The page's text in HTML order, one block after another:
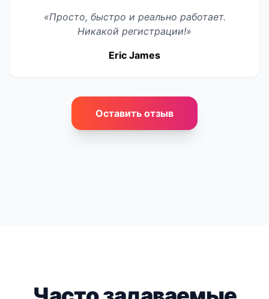
«Просто, быстро и реально работает.
Никакой регистрации!»
Eric James
Оставить отзыв